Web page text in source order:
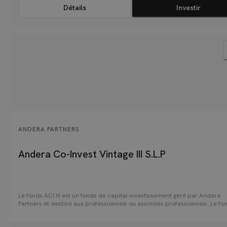
Détails Investir
ANDERA PARTNERS
Andera Co-Invest Vintage III S.L.P
Le fonds ACI III est un fonds de capital-investissement géré par Andera
Partners et destiné aux professionnels ou assimilés professionnels. Le